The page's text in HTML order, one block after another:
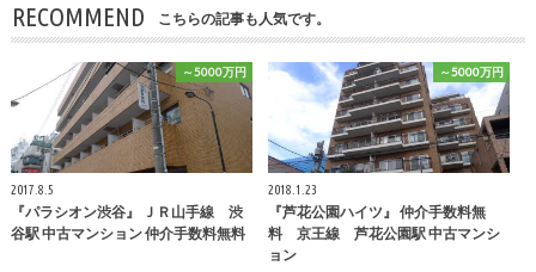
RECOMMEND こちらの記事も人気です。
～5000万円
2017.8.5
『パラシオン渋谷』 ＪＲ山手線 渋
谷駅 中古マンション 仲介手数料無料
～5000万円
2018.1.23
『芦花公園ハイツ』 仲介手数料無
料 京王線 芦花公園駅 中古マンシ
ョン